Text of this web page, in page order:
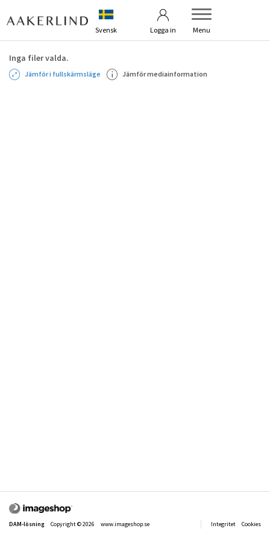
Svensk Logga in Menu
Kontakta oss
Inga filer valda.
Jämför i fullskärmsläge Jämför mediainformation
DAM-lösning Copyright © 2026 www.imageshop.se Integritet Cookies